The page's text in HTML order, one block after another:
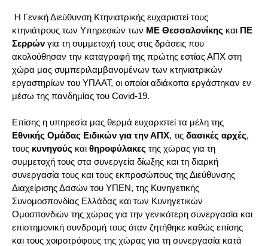
Η Γενική Διεύθυνση Κτηνιατρικής ευχαριστεί τους
κτηνιάτρους των Υπηρεσιών των ΜΕ Θεσσαλονίκης και ΠΕ
Σερρών για τη συμμετοχή τους στις δράσεις που
ακολούθησαν την καταγραφή της πρώτης εστίας ΑΠΧ στη
χώρα μας συμπεριλαμβανομένων των κτηνιατρικών
εργαστηρίων του ΥΠΑΑΤ, οι οποίοι αδιάκοπα εργάστηκαν εν
μέσω της πανδημίας του Covid-19.
Επίσης η υπηρεσία μας θερμά ευχαριστεί τα μέλη της
Εθνικής Ομάδας Ειδικών για την ΑΠΧ, τις δασικές αρχές,
τους κυνηγούς και θηροφύλακες της χώρας για τη
συμμετοχή τους στα συνεργεία δίωξης και τη διαρκή
συνεργασία τους και τους εκπροσώπους της Διεύθυνσης
Διαχείρισης Δασών του ΥΠΕΝ, της Κυνηγετικής
Συνομοσπονδίας Ελλάδας και των Κυνηγετικών
Ομοσπονδιών της χώρας για την γενικότερη συνεργασία και
επιστημονική συνδρομή τους όταν ζητήθηκε καθώς επίσης
και τους χοιροτρόφους της χώρας για τη συνεργασία κατά